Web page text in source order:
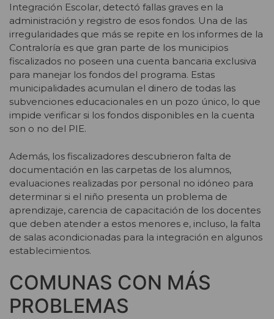
Integración Escolar, detectó fallas graves en la
administración y registro de esos fondos. Una de las
irregularidades que más se repite en los informes de la
Contraloría es que gran parte de los municipios
fiscalizados no poseen una cuenta bancaria exclusiva
para manejar los fondos del programa. Estas
municipalidades acumulan el dinero de todas las
subvenciones educacionales en un pozo único, lo que
impide verificar si los fondos disponibles en la cuenta
son o no del PIE.
Además, los fiscalizadores descubrieron falta de
documentación en las carpetas de los alumnos,
evaluaciones realizadas por personal no idóneo para
determinar si el niño presenta un problema de
aprendizaje, carencia de capacitación de los docentes
que deben atender a estos menores e, incluso, la falta
de salas acondicionadas para la integración en algunos
establecimientos.
COMUNAS CON MÁS
PROBLEMAS